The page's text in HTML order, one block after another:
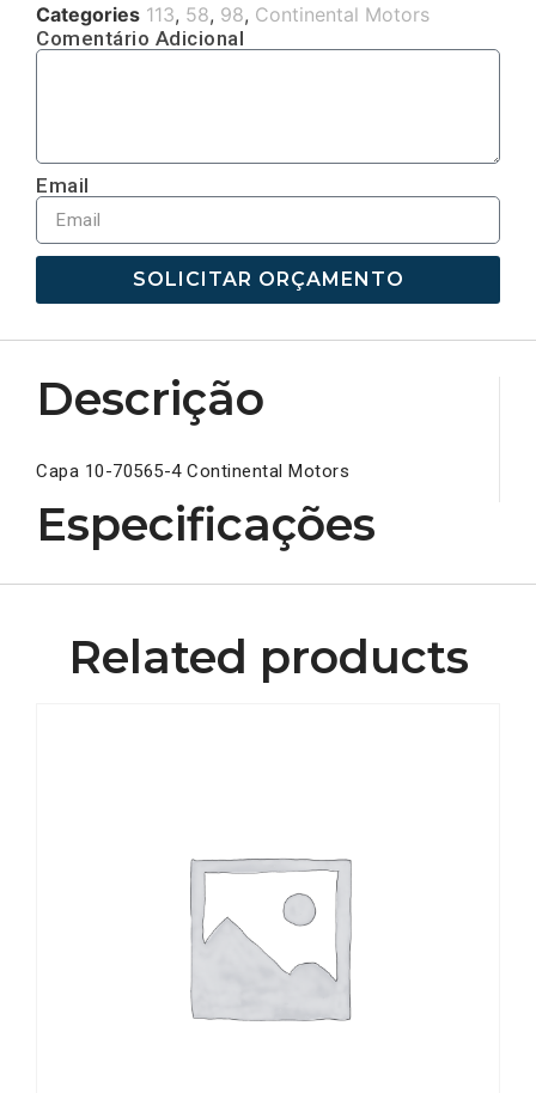
Categories 113, 58, 98, Continental Motors
Comentário Adicional
Email
SOLICITAR ORÇAMENTO
Descrição
Capa 10-70565-4 Continental Motors
Especificações
Related products